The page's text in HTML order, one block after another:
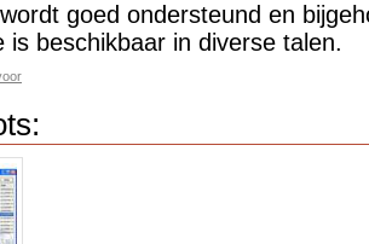
goed ondersteund en
is beschikbaar in diverse talen.